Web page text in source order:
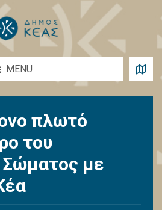
MENU
πλωτό
του
Σώματος με